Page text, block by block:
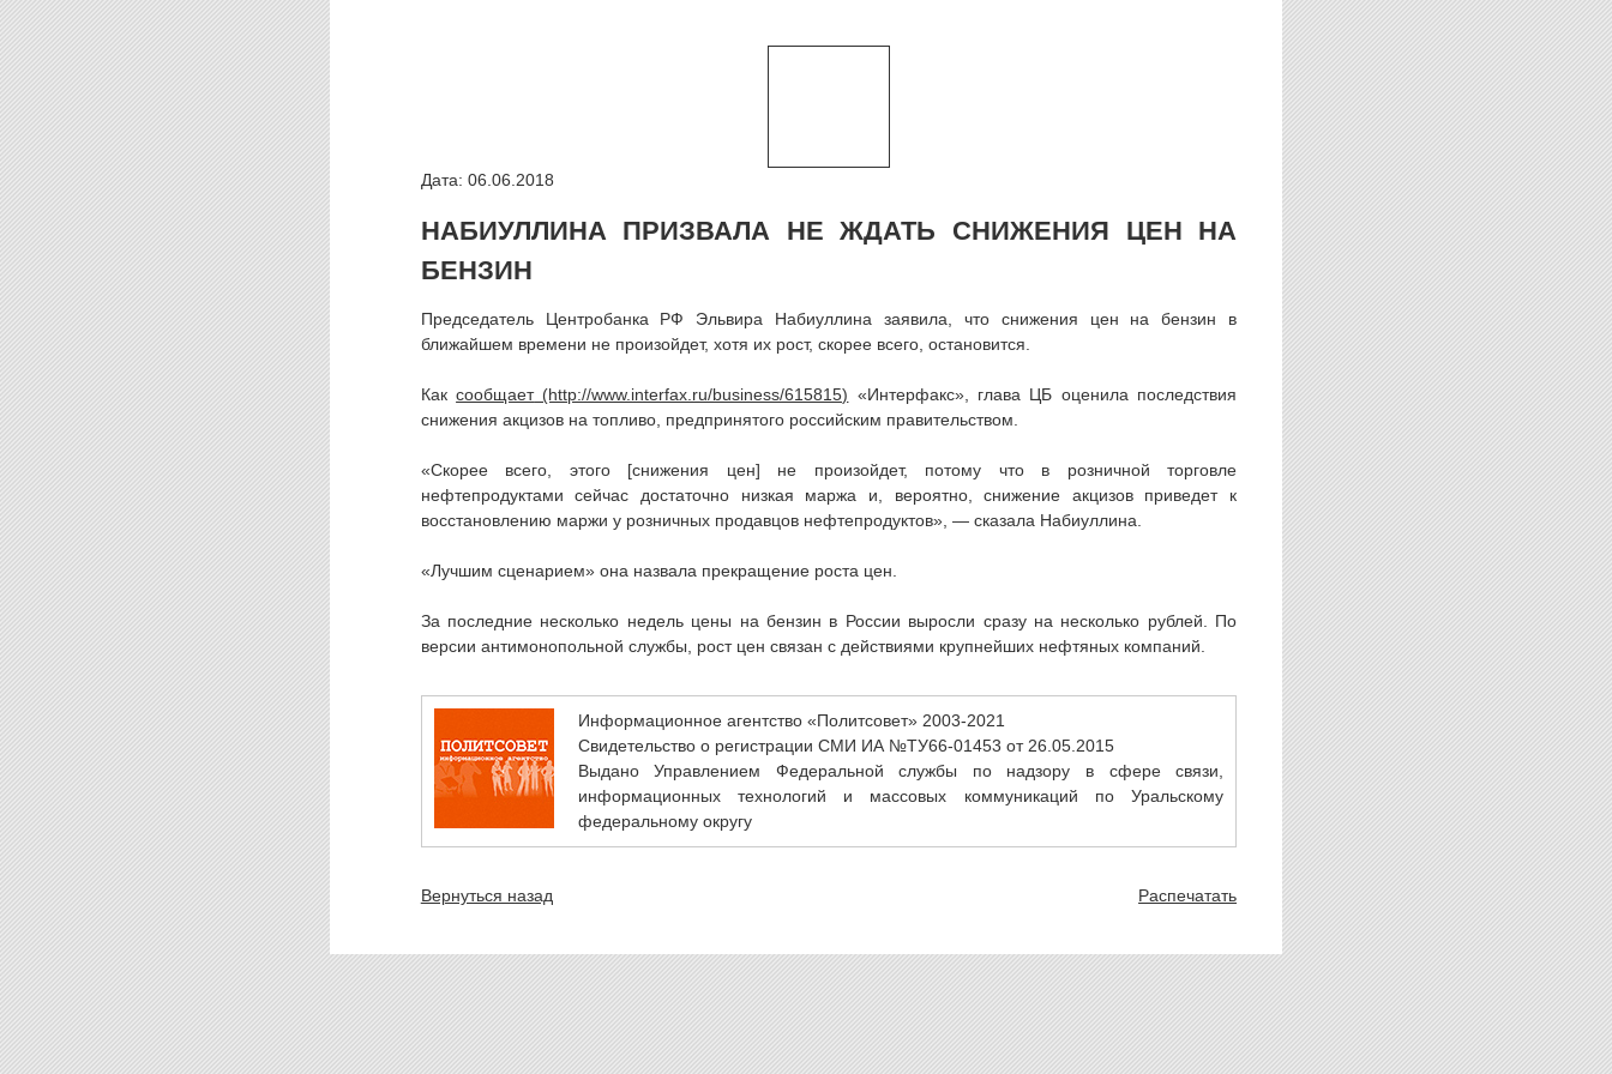
Дата: 06.06.2018
НАБИУЛЛИНА ПРИЗВАЛА НЕ ЖДАТЬ СНИЖЕНИЯ ЦЕН НА
БЕНЗИН
Председатель Центробанка РФ Эльвира Набиуллина заявила, что снижения цен на бензин в
ближайшем времени не произойдет, хотя их рост, скорее всего, остановится.
Каксообщает
«Интерфакс», глава ЦБ оценила последствия
снижения акцизов на топливо, предпринятого российским правительством.
«Скорее всего, этого [снижения цен] не произойдет, потому что в розничной торговле
нефтепродуктами сейчас достаточно низкая маржа и, вероятно, снижение акцизов приведет к
восстановлению маржи у розничных продавцов нефтепродуктов», — сказала Набиуллина.
«Лучшим сценарием» она назвала прекращение роста цен.
За последние несколько недель цены на бензин в России выросли сразу на несколько рублей. По
версии антимонопольной службы, рост цен связан с действиями крупнейших нефтяных компаний.
Информационное агентство «Политсовет» 2003-2021
Свидетельство о регистрации СМИ ИА №ТУ66-01453 от 26.05.2015
Выдано Управлением Федеральной службы по надзору в сфере связи,
информационных технологий и массовых коммуникаций по Уральскому
федеральному округу
Вернуться назад Распечатать